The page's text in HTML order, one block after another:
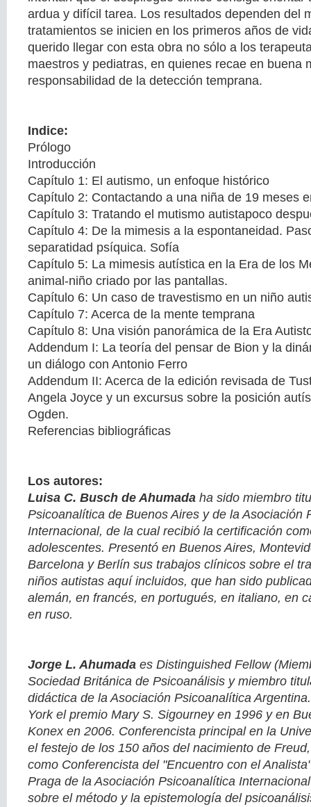
ardua y difícil tarea. Los resultados dependen del
tratamientos se inicien en los primeros años de
querido llegar con esta obra no sólo a los
maestros y pediatras, en quienes recae en buena
responsabilidad de la detección temprana.
Indice:
Prólogo
Introducción
Capítulo 1: El autismo, un enfoque histórico
Capítulo 2: Contactando a una niña de 19 meses
Capítulo 3: Tratando el mutismo autistapoco
Capítulo 4: De la mimesis a la espontaneidad.
separatidad psíquica. Sofía
Capítulo 5: La mimesis autística en la Era de los
animal-niño criado por las pantallas.
Capítulo 6: Un caso de travestismo en un niño
Capítulo 7: Acerca de la mente temprana
Capítulo 8: Una visión panorámica de la Era
Addendum I: La teoría del pensar de Bion y la
un diálogo con Antonio Ferro
Addendum II: Acerca de la edición revisada de
Angela Joyce y un excursus sobre la posición
Ogden.
Referencias bibliográficas
Los autores:
Luisa C. Busch de Ahumada ha sido miembro
Psicoanalítica de Buenos Aires y de la Asociación
Internacional, de la cual recibió la certificación
adolescentes. Presentó en Buenos Aires,
Barcelona y Berlín sus trabajos clínicos sobre el
niños autistas aquí incluidos, que han sido
alemán, en francés, en portugués, en italiano, en
en ruso.
Jorge L. Ahumada es Distinguished Fellow
Sociedad Británica de Psicoanálisis y miembro
didáctica de la Asociación Psicoanalítica
York el premio Mary S. Sigourney en 1996 y en
Konex en 2006. Conferencista principal en la
el festejo de los 150 años del nacimiento de
como Conferencista del "Encuentro con el
Praga de la Asociación Psicoanalítica
sobre el método y la epistemología del